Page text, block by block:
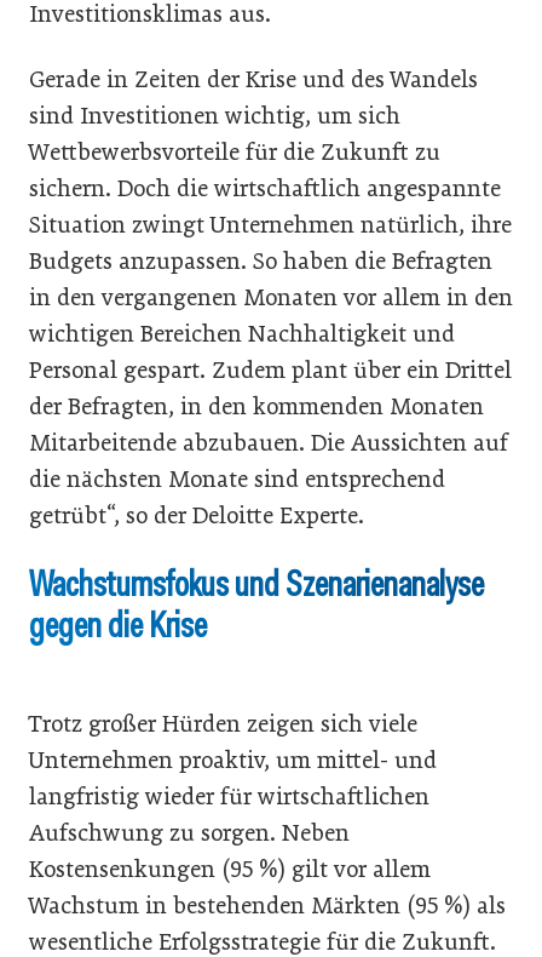
Investitionsklimas aus.
Gerade in Zeiten der Krise und des Wandels
sind Investitionen wichtig, um sich
Wettbewerbsvorteile für die Zukunft zu
sichern. Doch die wirtschaftlich angespannte
Situation zwingt Unternehmen natürlich, ihre
Budgets anzupassen. So haben die Befragten
in den vergangenen Monaten vor allem in den
wichtigen Bereichen Nachhaltigkeit und
Personal gespart. Zudem plant über ein Drittel
der Befragten, in den kommenden Monaten
Mitarbeitende abzubauen. Die Aussichten auf
die nächsten Monate sind entsprechend
getrübt“, so der Deloitte Experte.
Wachstumsfokus und Szenarienanalyse
gegen die Krise
Trotz großer Hürden zeigen sich viele
Unternehmen proaktiv, um mittel- und
langfristig wieder für wirtschaftlichen
Aufschwung zu sorgen. Neben
Kostensenkungen (95 %) gilt vor allem
Wachstum in bestehenden Märkten (95 %) als
wesentliche Erfolgsstrategie für die Zukunft.